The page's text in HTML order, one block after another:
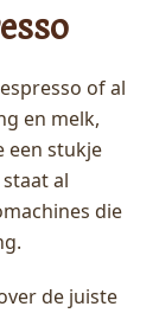
of al
en melk,
een stukje
al
die
de juiste